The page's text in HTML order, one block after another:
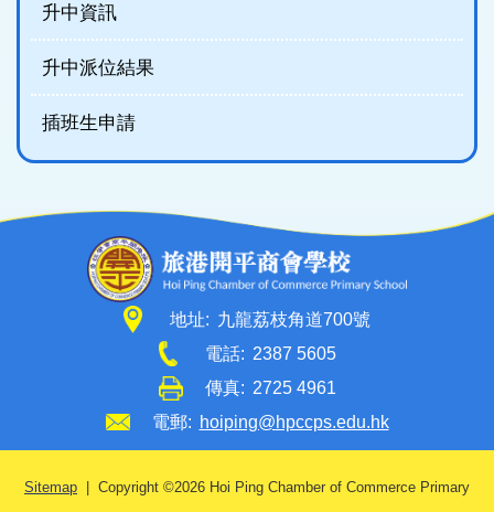
升中資訊
升中派位結果
插班生申請
地址: 九龍荔枝角道700號
電話: 2387 5605
傳真: 2725 4961
電郵: hoiping@hpccps.edu.hk
Sitemap | Copyright ©2026 Hoi Ping Chamber of Commerce Primary